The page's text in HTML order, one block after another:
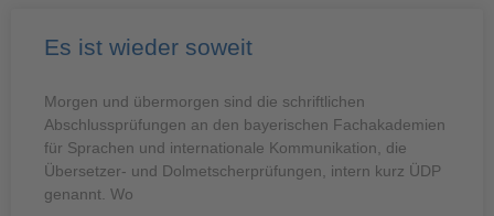
Es ist wieder soweit
Morgen und übermorgen sind die schriftlichen
Abschlussprüfungen an den bayerischen Fachakademien
für Sprachen und internationale Kommunikation, die
Übersetzer- und Dolmetscherprüfungen, intern kurz ÜDP
genannt. Wo